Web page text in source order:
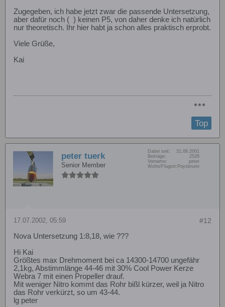
Zugegeben, ich habe jetzt zwar die passende Untersetzung,
aber dafür noch ( ) keinen P5, von daher denke ich natürlich
nur theoretisch. Ihr hier habt ja schon alles praktisch erprobt.
Viele Grüße,
Kai
Top
peter tuerk
Senior Member
Dabei seit:
31.08.2001
Beiträge:
2528
Vorname:
peter
Wohn/Flugort: Poysbrunn
#12
17.07.2002, 05:59
Nova Untersetzung 1:8,18, wie ???
Hi Kai
Größtes max Drehmoment bei ca 14300-14700 ungefähr
2,1kg, Abstimmlänge 44-46 mit 30% Cool Power Kerze
Webra 7 mit einen Propeller drauf.
Mit weniger Nitro kommt das Rohr bißl kürzer, weil ja Nitro
das Rohr verkürzt, so um 43-44.
lg peter